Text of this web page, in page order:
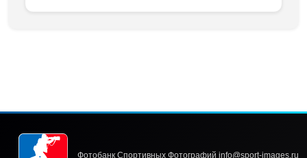
Фотобанк Спортивных Фотографий info@sport-images.ru